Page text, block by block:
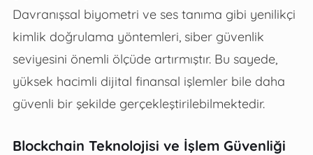
Davranışsal biyometri ve ses tanıma gibi yenilikçi
kimlik doğrulama yöntemleri, siber güvenlik
seviyesini önemli ölçüde artırmıştır. Bu sayede,
yüksek hacimli dijital finansal işlemler bile daha
güvenli bir şekilde gerçekleştirilebilmektedir.
Blockchain Teknolojisi ve İşlem Güvenliği